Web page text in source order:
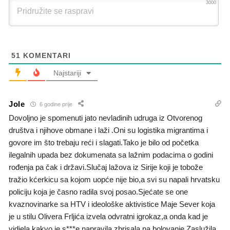
3000
51 KOMENTARI
Najstariji
Jole 6 godine prije
Dovoljno je spomenuti jato nevladinih udruga iz Otvorenog
društva i njihove obmane i laži .Oni su logistika migrantima i
govore im što trebaju reći i slagati.Tako je bilo od početka
ilegalnih upada bez dokumenata sa lažnim podacima o godini
rođenja pa čak i državi.Slučaj lažova iz Sirije koji je tobože
tražio kćerkicu sa kojom uopće nije bio,a svi su napali hrvatsku
policiju koja je časno radila svoj posao.Sjećate se one
kvaznovinarke sa HTV i ideološke aktivistice Maje Sever koja
je u stilu Olivera Frljića izvela odvratni igrokaz,a onda kad je